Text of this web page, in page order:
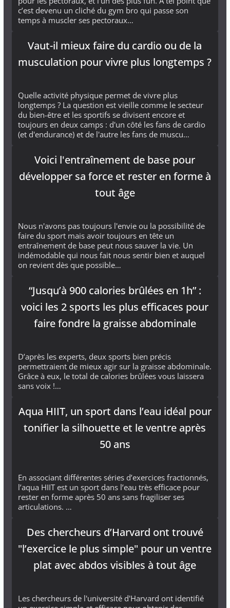
c’est devenu un cliché du gym bro qui passe son
temps à muscler ses pectoraux…
Vaut-il mieux faire du cardio ou de la
musculation pour vivre plus longtemps ?
Quelle activité physique permet de vivre plus
longtemps ? La question est vieille comme le secteur
du bien-être et les sportifs se divisent encore et
toujours en deux camps : d'un côté les fans de cardio
(et d'endurance) et de l'autre les fans de muscu…
Voici l'entraînement de base pour
développer sa force et rester en forme à
tout âge
Nous n'avons pas toujours l'envie ou la possibilité de
faire du sport mais avoir toujours en tête un
entraînement de base peut nous sauver la vie. Un
indémodable qui nous fait nous sentir bien et auquel
on revient dès que possible…
“Jusqu’à 900 calories brûlées en 1h” :
voici les 2 sports les plus efficaces pour
faire fondre la graisse abdominale
D’après les experts, deux sports bien précis
permettraient de mieux agir sur la graisse abdominale.
Grâce à eux, le total de calories brûlées vous laissera
sans voix !…
Aqua HIIT, un sport dans l’eau idéal pour
tonifier la silhouette et le ventre après
50 ans
En associant différentes séries d’exercices fractionnés,
l’aqua HIIT est un sport dans l’eau très efficace pour
rester en forme après 50 ans sans fragiliser ses
articulations. …
Des chercheurs d’Harvard ont trouvé
"l’exercice le plus simple" pour un ventre
plat avec abdos visibles à tout âge
Les chercheurs de l'université d'Harvard ont identifié